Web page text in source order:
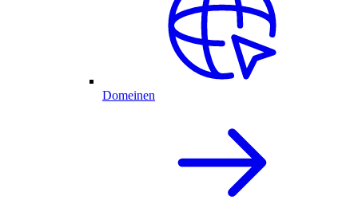
Domeinen